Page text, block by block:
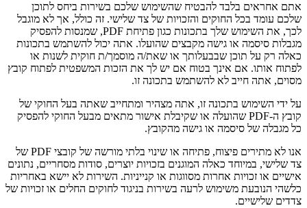
אתם אחראים בלבד להבטיח שהשימוש שלכם בשירות ביחס לתוכן
שלכם עומד בכל החוקים והזכויות של צד שלישי. זה כולל, אך לא מוגבל
לכך, את השימוש שלך בתכונות כגון פתיחת PDF, שמנסות להפסיק
מגבלות סיסמה או גישה מקבצים שהועלו. אתה יכול להשתמש בתכונות
כאלה רק על תוכן שבבעלותך או שאת/ה מוסמך/ת חוקית לשנות או
לפתוח אותו. אם אינך בטוח אם יש לך את הזכות המשפטית לפתוח קובץ
מסוים, אתה חייב לא להשתמש בתכונה זו.
על ידי השימוש בתכונה זו, אתה מצהיר ומתחייב שאתה בעל החוקי של
קובץ ה-PDF שהועלה או שקיבלת אישור מתאים מבעל החוקי להפסיק
כל מגבלה של סיסמה או גישה מהקובץ.
אנו לא מתירים פיצוח, פתיחה או שינוי בלתי מורשה של קובצי PDF של
צד שלישי, במיוחד כאלה המוגנים בזכויות יוצרים, סודות מסחריים, נתונים
אישיים או זכויות אחרות מסווגות או קנייניות. השירות לא יישא באחריות
כלשהי הנובעת משימוש לרעה בשירות בניגוד לחוקים החלים או זכויות של
צדדים שלישיים.